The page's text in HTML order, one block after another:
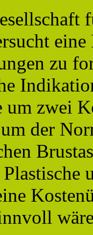
zu
um zwei
der